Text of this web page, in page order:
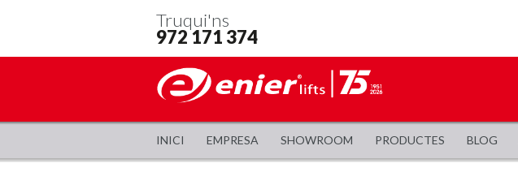
Truqui'ns
972 171 374
INICI EMPRESA SHOWROOM PRODUCTES BLOG